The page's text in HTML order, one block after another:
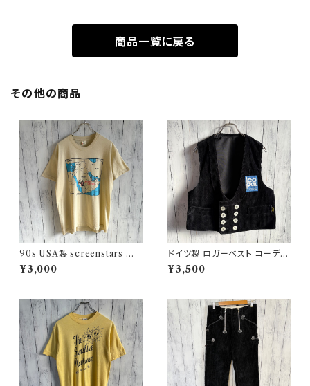
商品一覧に戻る
その他の商品
90s USA製 screenstars 湾
岸戦争 シングルステッチTシャ
ツ ヴィンテージTシャツ
¥3,000
ドイツ製 ロガーベスト コーデュ
ロイベスト ワークベスト 黒 ダブ
ルブレスト
¥3,500